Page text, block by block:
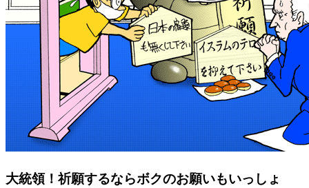
大統領！祈願するならボクのお願いもいっしょ